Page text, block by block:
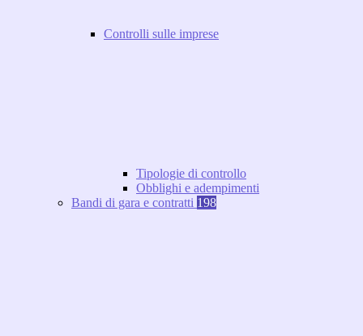
Controlli sulle imprese
Tipologie di controllo
Obblighi e adempimenti
Bandi di gara e contratti 198